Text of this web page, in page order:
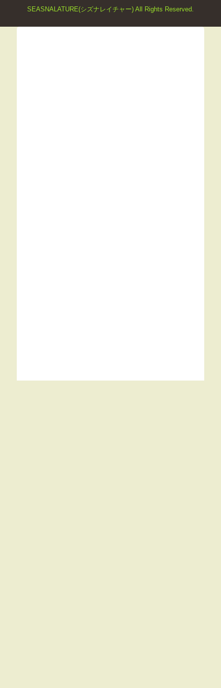
SEASNALATURE(シズナレイチャー) All Rights Reserved.